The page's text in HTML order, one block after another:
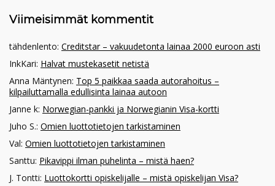
Viimeisimmät kommentit
tähdenlento: Creditstar – vakuudetonta lainaa 2000 euroon asti
InkKari: Halvat mustekasetit netistä
Anna Mäntynen: Top 5 paikkaa saada autorahoitus –
kilpailuttamalla edullisinta lainaa autoon
Janne k: Norwegian-pankki ja Norwegianin Visa-kortti
Juho S.: Omien luottotietojen tarkistaminen
Val: Omien luottotietojen tarkistaminen
Santtu: Pikavippi ilman puhelinta – mistä haen?
J. Tontti: Luottokortti opiskelijalle – mistä opiskelijan Visa?